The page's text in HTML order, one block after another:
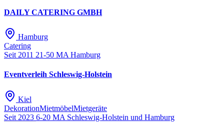
DAILY CATERING GMBH
Hamburg
Catering
Seit 2011 21-50 MA Hamburg
Eventverleih Schleswig-Holstein
Kiel
DekorationMietmöbelMietgeräte
Seit 2023 6-20 MA Schleswig-Holstein und Hamburg